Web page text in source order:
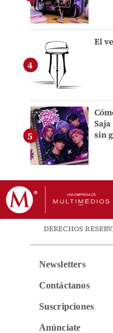
El
sin
DERECHOS
Newsletters
Contáctanos
Suscripciones
Anúnciate